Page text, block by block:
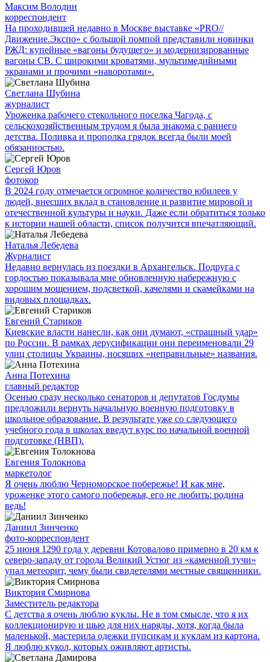
Максим Володин
корреспондент
На проходившей недавно в Мос­кве выставке «PRO//
Движение.Экспо» с большой помпой представили новинки
РЖД: купейные «вагоны будущего» и модернизированные
вагоны СВ. С широкими кроватями, мультимедийными
экранами и прочими «наворотами».
Светлана Шубина
журналист
Уроженка рабочего стекольного поселка Чагода, с
сельскохозяйственным трудом я была знакома с раннего
детства. Поливка и прополка грядок всегда были моей
обязанностью.
Сергей Юров
фотокор
В 2024 году отмечается огромное количество юбилеев у
людей, внесших вклад в становление и развитие мировой и
отечественной культуры и науки. Даже если обратиться только
к истории нашей области, список получится впечатляющий.
Наталья Лебедева
Журналист
Недавно вернулась из поездки в Архангельск. Подруга с
гордостью показывала мне обновленную набережную с
хорошим мощением, подсветкой, качелями и скамейками на
видовых площадках.
Евгений Стариков
Киевские власти нанесли, как они думают, «страшный удар»
по России. В рамках дерусификации они переименовали 29
улиц столицы Украины, носящих «неправильные» названия.
Анна Потехина
главный редактор
Осенью сразу несколько сенаторов и депутатов Госдумы
предложили вернуть начальную военную подготовку в
школьное образование. В результате уже со следующего
учебного года в школах введут курс по начальной военной
подготовке (НВП).
Евгения Толокнова
маркетолог
Я очень люблю Черноморское побережье! И как мне,
уроженке этого самого побережья, его не любить: родина
ведь!
Даниил Зинченко
фото-корреспондент
25 июня 1290 года у деревни Котовалово примерно в 20 км к
северо-западу от города Великий Устюг из «каменной тучи»
упал метеорит, чему были свидетелями местные священники.
Виктория Смирнова
Заместитель редактора
С детства я очень люблю куклы. Не в том смысле, что я их
коллекционирую и шью для них наряды, хотя, когда была
маленькой, мастерила одежки пупсикам и куклам из картона.
Я люблю кукол, которых оживляют артисты.